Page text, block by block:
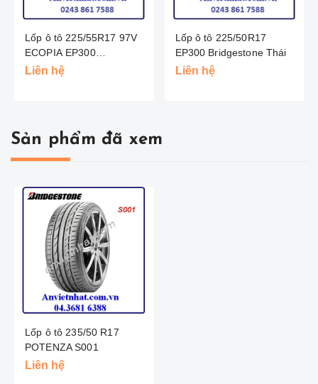
Lốp ô tô 225/55R17 97V
ECOPIA EP300
BRIDGESTONE - THÁI
Liên hệ
Lốp ô tô 225/50R17
EP300 Bridgestone Thái
Liên hệ
Sản phẩm đã xem
Lốp ô tô 235/50 R17
POTENZA S001
BRIDGESTONE - NHẬT
Liên hệ